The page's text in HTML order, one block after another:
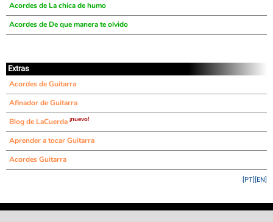
Acordes de La chica de humo
Acordes de De que manera te olvido
Extras
Acordes de Guitarra
Afinador de Guitarra
Blog de LaCuerda ¡nuevo!
Aprender a tocar Guitarra
Acordes Guitarra
[EN]
[PT]